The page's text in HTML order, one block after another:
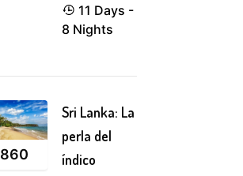
11 Days -
8 Nights
860
Sri Lanka: La
perla del
índico